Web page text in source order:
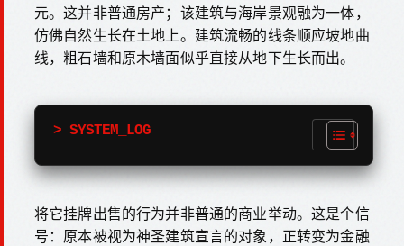
元。这并非普通房产；该建筑与海岸景观融为一体，
仿佛自然生长在土地上。建筑流畅的线条顺应坡地曲
线，粗石墙和原木墙面似乎直接从地下生长而出。
> SYSTEM_LOG
将它挂牌出售的行为并非普通的商业举动。这是个信
号：原本被视为神圣建筑宣言的对象，正转变为金融